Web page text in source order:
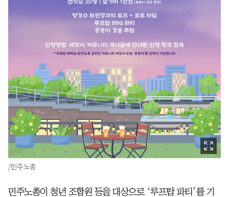
/민주노총
민주노총이 청년 조합원 등을 대상으로 ‘루프탑 파티’를 기